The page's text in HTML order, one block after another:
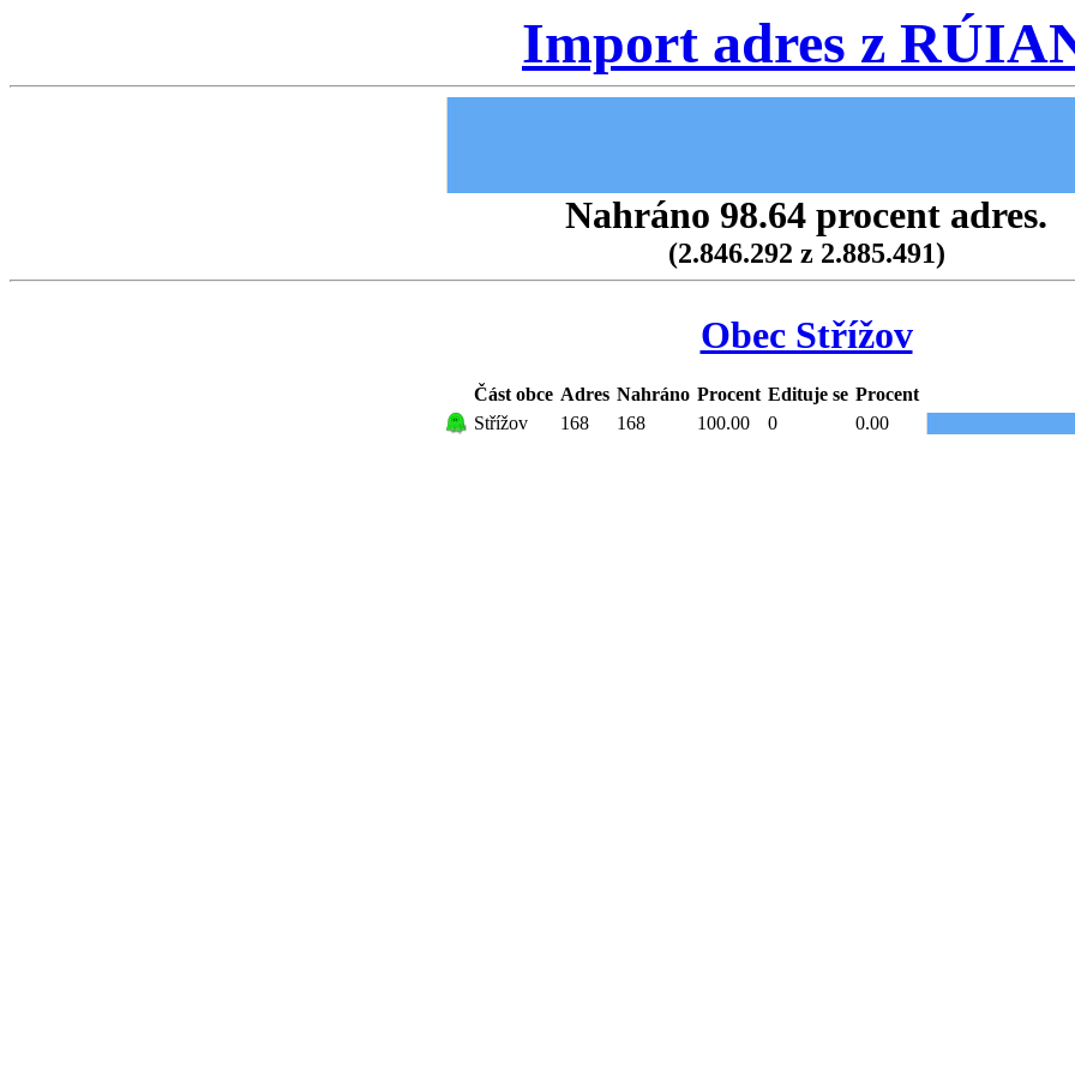
Import adres z
Nahráno 98.64 procent adres.
(2.846.292 z 2.885.491)
Obec Střížov
Část obce Adres Nahráno Procent Edituje se Procent
Střížov
168 168 100.00 0 0.00